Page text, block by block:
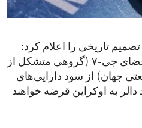
ENVIRONMENT AND HEALTH
تاریخی را اعلام کرد:
ایالات متحده در کنار دیگر اعضای جی-۷ (گروهی متشکل از
جهان) از سود دارایی‌های
۵۰ میلیارد دالر به اوکراین قرضه خواهند